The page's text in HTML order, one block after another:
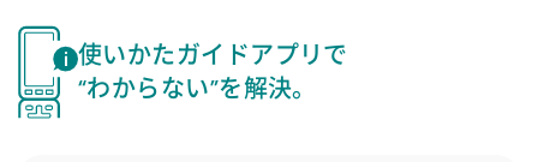
使いかたガイドアプリで
“わからない”を解決。